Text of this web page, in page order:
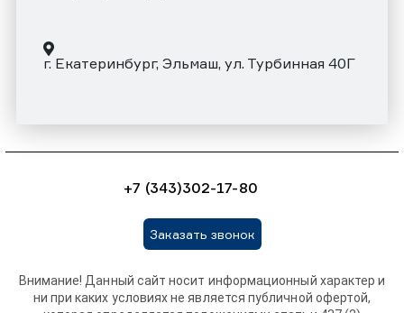
г. Екатеринбург, Эльмаш, ул. Турбинная 40Г
+7 (343)302-17-80
Заказать звонок
Внимание! Данный сайт носит информационный характер и
ни при каких условиях не является публичной офертой,